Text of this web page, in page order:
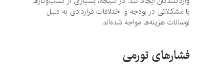
با مشکلاتی در بودجه و اختلافات قراردادی به دلیل
نوسانات هزینه‌ها مواجه شده‌اند.
فشارهای تورمی